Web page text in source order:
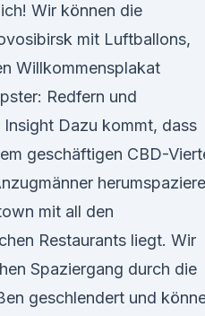
Wir können die
mit Luftballons,
Willkommensplakat
Redfern und
Dazu kommt, dass
geschäftigen CBD-
mit all den
Restaurants liegt. Wir
Spaziergang durch die
geschlendert und